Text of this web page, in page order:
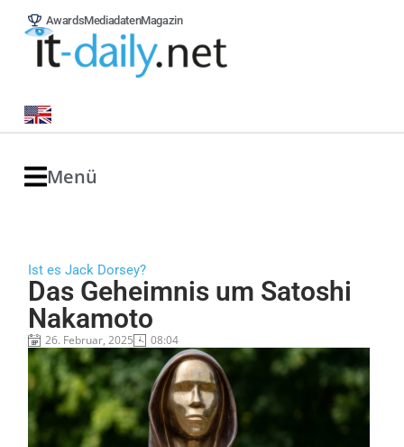
AwardsMediadatenMagazin
Menü
Ist es Jack Dorsey?
Das Geheimnis um Satoshi
Nakamoto
26. Februar, 2025 08:04